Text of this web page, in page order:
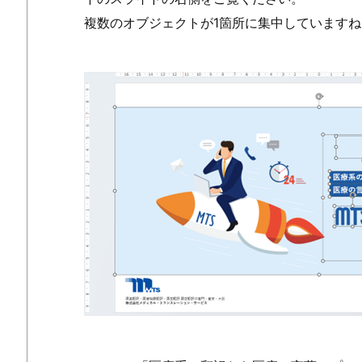
複数のオブジェクトが1箇所に集中しています